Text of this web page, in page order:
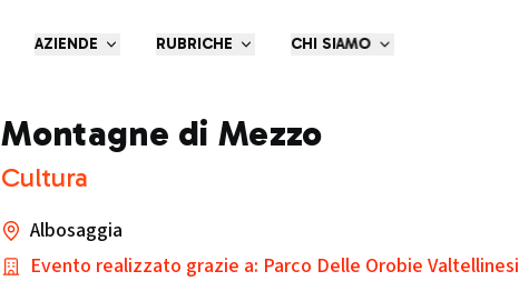
AZIENDE RUBRICHE CHI SIAMO
Montagne di Mezzo
Cultura
Albosaggia
Evento realizzato grazie a: Parco Delle Orobie Valtellinesi